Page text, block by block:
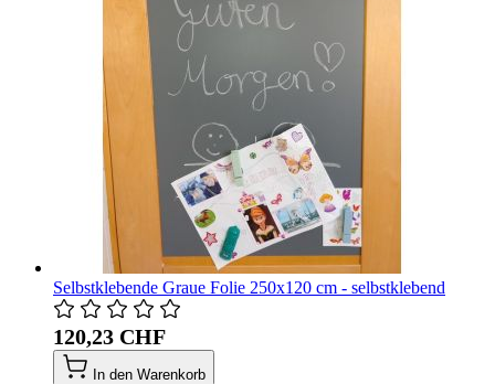
Selbstklebende Graue Folie 250x120 cm - selbstklebend
120,23 CHF
In den Warenkorb